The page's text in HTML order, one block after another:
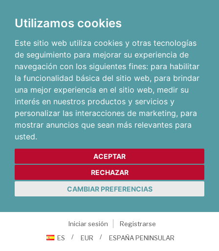
Utilizamos cookies
Este sitio web utiliza cookies y otras tecnologías
de seguimiento para mejorar su experiencia de
navegación con los siguientes fines: para habilitar
la funcionalidad básica del sitio web, para brindar
una mejor experiencia en el sitio web, medir su
interés en nuestros productos y servicios y
personalizar las interacciones de marketing, para
mostrar anuncios que sean más relevantes para
usted.
ACEPTAR
RECHAZAR
CAMBIAR PREFERENCIAS
Iniciar sesión
Registrarse
ES
EUR ESPAÑA PENINSULAR